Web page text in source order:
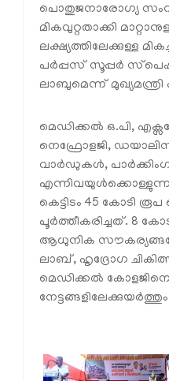
പൊതുജനാരോഗ്യ
മികവുറ്റതാക്കി
ലക്ഷ്യത്തിലേക്കുള്ള
പര്‍പ്പസ് സൂപ്പര്‍
ലാബുമെന്ന്
മെഡിക്കല്‍ ഒ.പി,
നെഫ്രോളജി,
വാര്‍ഡുകള്‍,
എന്നിവയുൾക്കൊള്ളുന്ന
കെട്ടിടം 45 കോടി
പൂര്‍ത്തീകരിച്ചത്. 8
ആധുനിക
ലാബ്, ഹൃദ്രോഗ
മെഡിക്കൽ